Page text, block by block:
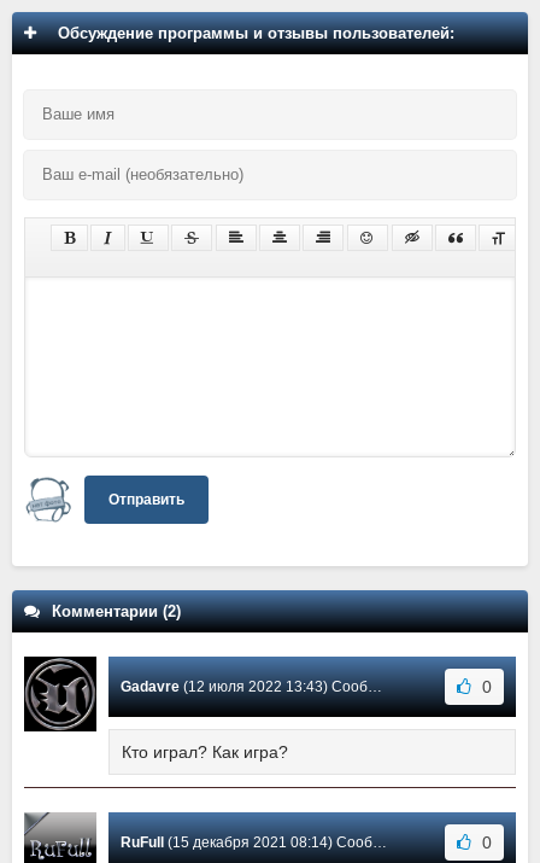
Обсуждение программы и отзывы пользователей:
Отправить
Комментарии (2)
Gadavre(12 июля 2022 13:43) Сообщение #2 0
Кто играл? Как игра?
RuFull (15 декабря 2021 08:14) Сообщение #1 0